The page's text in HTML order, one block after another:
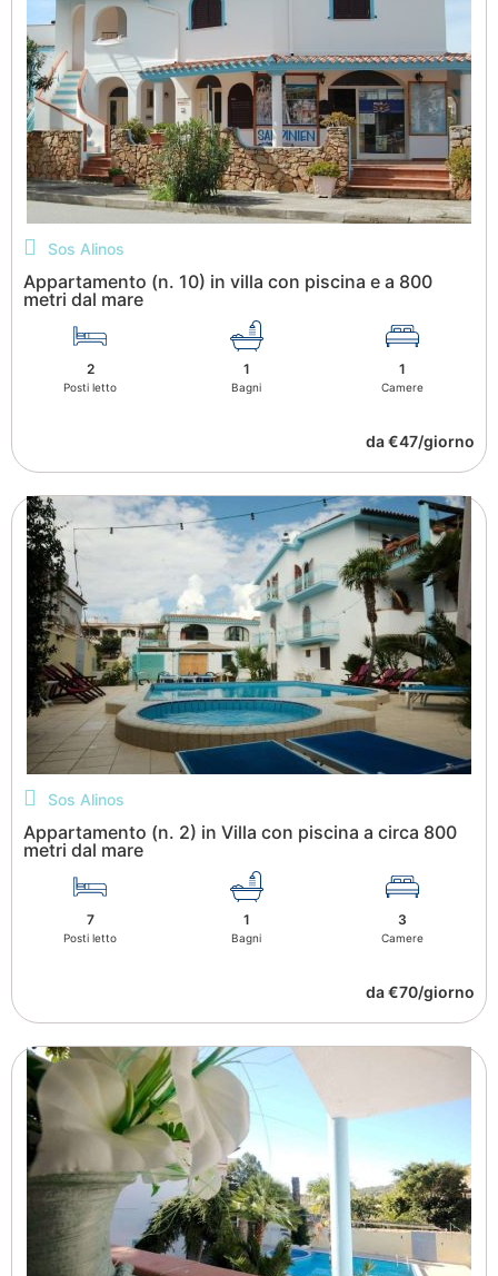
Sos Alinos
Appartamento (n. 10) in villa con piscina e a 800
metri dal mare
2
Posti letto
1
Bagni
1
Camere
da €47/giorno
Sos Alinos
Appartamento (n. 2) in Villa con piscina a circa 800
metri dal mare
7
Posti letto
1
Bagni
3
Camere
da €70/giorno